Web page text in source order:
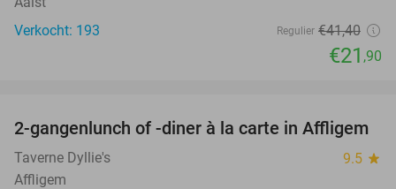
Verkocht: 193
Regulier €41,40
€21 ,90
41%
2-gangenlunch of -diner à la carte in Affligem
Taverne Dyllie's 9.5 star
Affligem